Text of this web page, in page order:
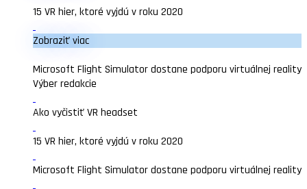
15 VR hier, ktoré vyjdú v roku 2020
Zobraziť viac
Microsoft Flight Simulator dostane podporu virtuálnej reality
Výber redakcie
Ako vyčistiť VR headset
15 VR hier, ktoré vyjdú v roku 2020
Microsoft Flight Simulator dostane podporu virtuálnej reality